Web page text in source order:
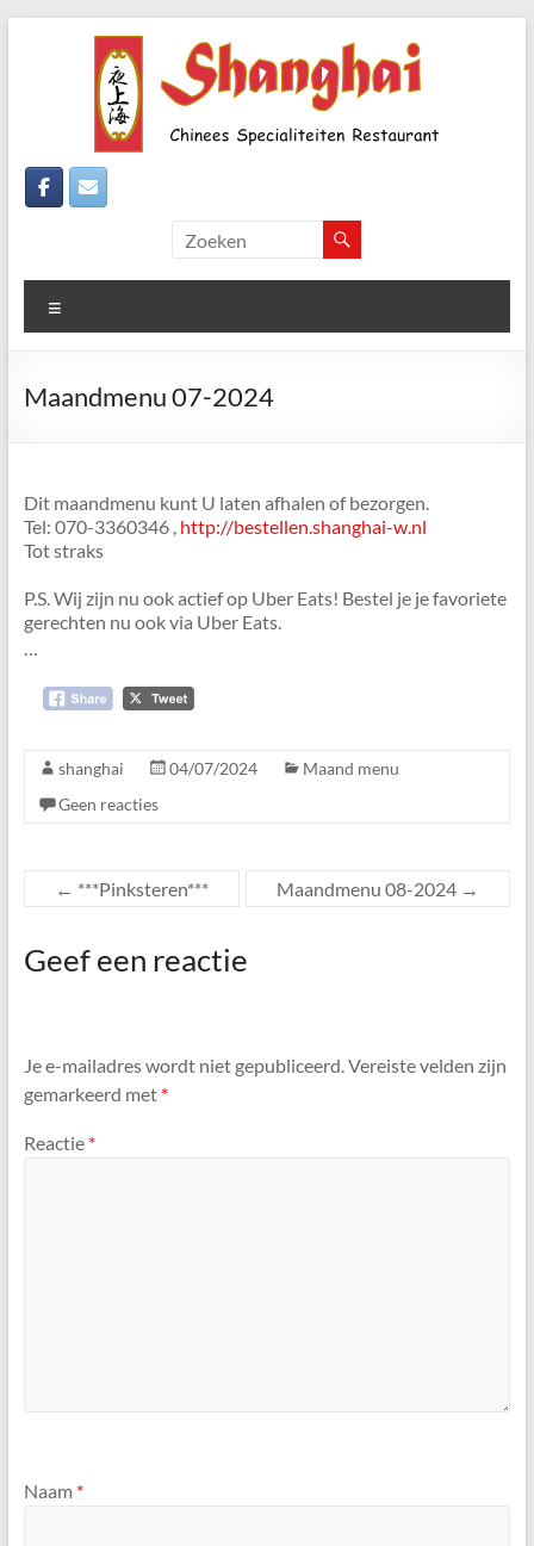
Shanghai-
Haag
Wateringseveld
"Chinezen"
"Chinezen"-
Den
Haag
Maandmenu 07-2024
Dit maandmenu kunt U laten afhalen of bezorgen.
Tel: 070-3360346 , http://bestellen.shanghai-w.nl
Tot straks
P.S. Wij zijn nu ook actief op Uber Eats! Bestel je je favoriete
gerechten nu ook via Uber Eats.
…
shanghai 04/07/2024
Maand menu
Geen reacties
← ***Pinksteren*** Maandmenu 08-2024 →
Geef een reactie
Je e-mailadres wordt niet gepubliceerd. Vereiste velden zijn
gemarkeerd met *
Reactie *
Naam *